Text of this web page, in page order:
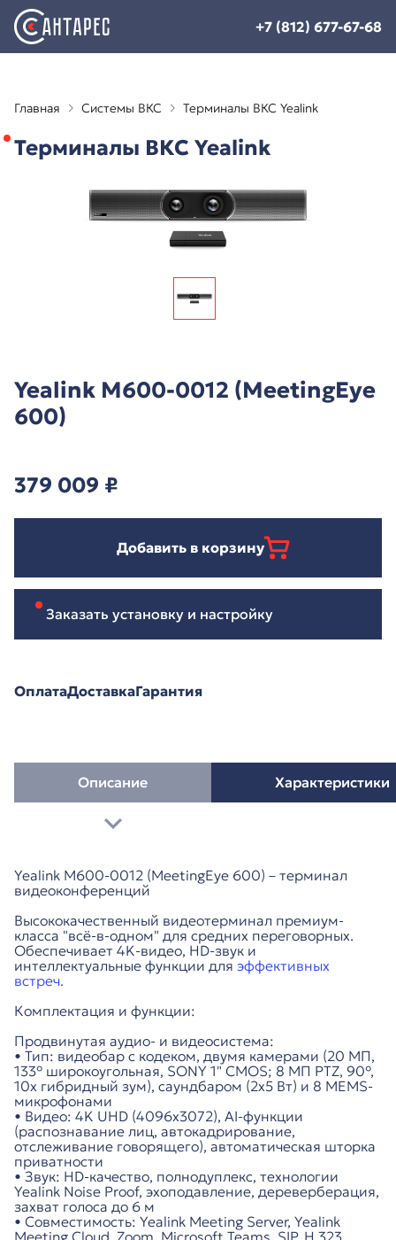
+7 (812) 677-67-68
Главная Системы ВКС Терминалы ВКС Yealink
Терминалы ВКС Yealink
Yealink M600-0012 (MeetingEye
600)
379 009 ₽
Добавить в корзину
Заказать установку и настройку
ОплатаДоставкаГарантия
Описание Характеристики
Yealink M600-0012 (MeetingEye 600) – терминал
видеоконференций
Высококачественный видеотерминал премиум-
класса "всё-в-одном" для средних переговорных.
Обеспечивает 4K-видео, HD-звук и
интеллектуальные функции для эффективных
встреч.
Комплектация и функции:
Продвинутая аудио- и видеосистема:
• Тип: видеобар с кодеком, двумя камерами (20 МП,
133° широкоугольная, SONY 1" CMOS; 8 МП PTZ, 90°,
10х гибридный зум), саундбаром (2х5 Вт) и 8 MEMS-
микрофонами
• Видео: 4K UHD (4096x3072), AI-функции
(распознавание лиц, автокадрирование,
отслеживание говорящего), автоматическая шторка
приватности
• Звук: HD-качество, полнодуплекс, технологии
Yealink Noise Proof, эхоподавление, дереверберация,
захват голоса до 6 м
• Совместимость: Yealink Meeting Server, Yealink
Meeting Cloud, Zoom, Microsoft Teams, SIP, H.323,